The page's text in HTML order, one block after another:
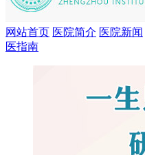
网站首页 医院简介 医院新闻
医指南